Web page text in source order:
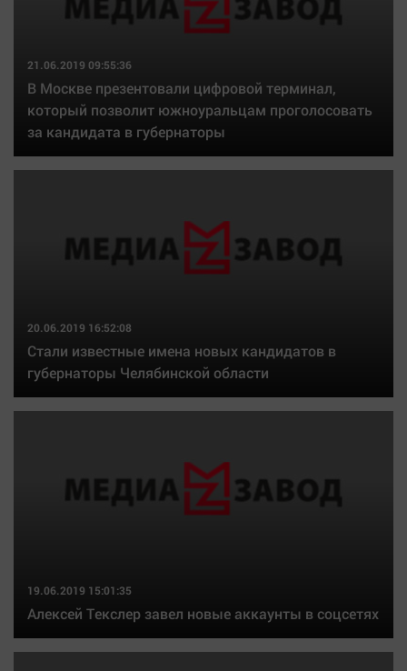
21.06.2019 09:55:36
В Москве презентовали цифровой терминал,
который позволит южноуральцам проголосовать
за кандидата в губернаторы
20.06.2019 16:52:08
Стали известные имена новых кандидатов в
губернаторы Челябинской области
19.06.2019 15:01:35
Алексей Текслер завел новые аккаунты в соцсетях